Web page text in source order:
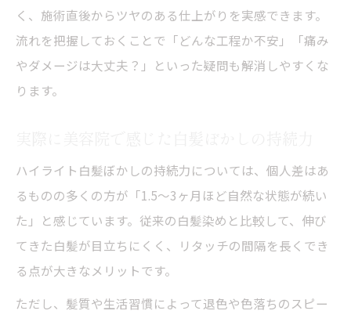
く、施術直後からツヤのある仕上がりを実感できます。
流れを把握しておくことで「どんな工程か不安」「痛み
やダメージは大丈夫？」といった疑問も解消しやすくな
ります。
ハイライト白髪ぼかしの持続力については、個人差はあ
るものの多くの方が「1.5〜3ヶ月ほど自然な状態が続い
た」と感じています。従来の白髪染めと比較して、伸び
てきた白髪が目立ちにくく、リタッチの間隔を長くでき
る点が大きなメリットです。
ただし、髪質や生活習慣によって退色や色落ちのスピー